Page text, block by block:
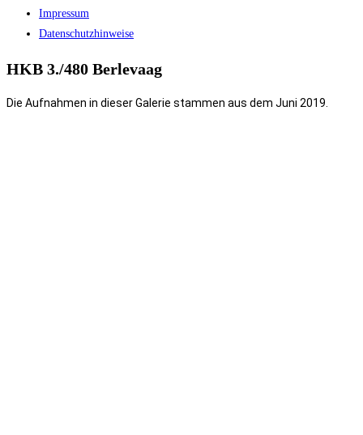
Impressum
Datenschutzhinweise
HKB 3./480 Berlevaag
Die Aufnahmen in dieser Galerie stammen aus dem Juni 2019.